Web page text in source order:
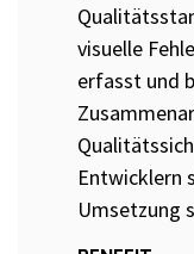
visuelle
erfasst und
Entwicklern
Umsetzung